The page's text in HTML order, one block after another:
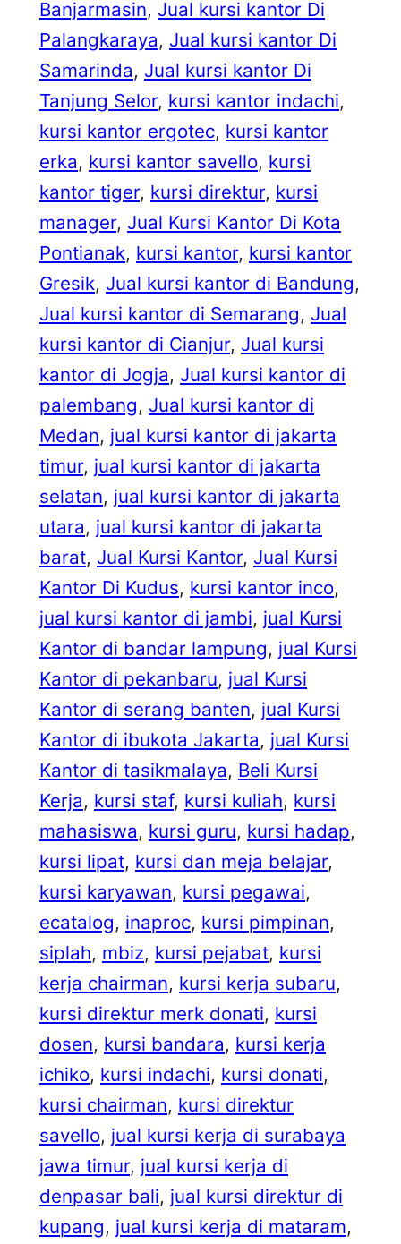
Banjarmasin, Jual kursi kantor Di
Palangkaraya, Jual kursi kantor Di
Samarinda, Jual kursi kantor Di
Tanjung Selor, kursi kantor indachi
kursi kantor ergotec, kursi kantor
erka, kursi kantor savello, kursi
kantor tiger, kursi direktur, kursi
manager, Jual Kursi Kantor Di Kota
Pontianak, kursi kantor, kursi kantor
Gresik, Jual kursi kantor di Bandung
Jual kursi kantor di Semarang, Jual
kursi kantor di Cianjur, Jual kursi
kantor di Jogja, Jual kursi kantor di
palembang, Jual kursi kantor di
Medan, jual kursi kantor di jakarta
timur, jual kursi kantor di jakarta
selatan, jual kursi kantor di jakarta
utara, jual kursi kantor di jakarta
barat, Jual Kursi Kantor, Jual Kursi
Kantor Di Kudus, kursi kantor inco
jual kursi kantor di jambi, jual Kursi
Kantor di bandar lampung, jual Kursi
Kantor di pekanbaru, jual Kursi
Kantor di serang banten, jual Kursi
Kantor di ibukota Jakarta, jual Kursi
Kantor di tasikmalaya, Beli Kursi
Kerja, kursi staf, kursi kuliah, kursi
mahasiswa, kursi guru, kursi hadap
kursi lipat, kursi dan meja belajar
kursi karyawan, kursi pegawai
ecatalog, inaproc, kursi pimpinan
siplah, mbiz, kursi pejabat, kursi
kerja chairman, kursi kerja subaru
kursi direktur merk donati, kursi
dosen, kursi bandara, kursi kerja
ichiko, kursi indachi, kursi donati
kursi chairman, kursi direktur
savello, jual kursi kerja di surabaya
jawa timur, jual kursi kerja di
denpasar bali, jual kursi direktur di
kupang, jual kursi kerja di mataram